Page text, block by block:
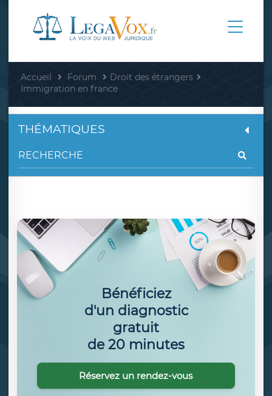
Accueil Forum
Droit des étrangers
Immigration en france
THÉMATIQUES
Bénéficiez
d'un diagnostic
gratuit
de 20 minutes
Réservez un rendez-vous